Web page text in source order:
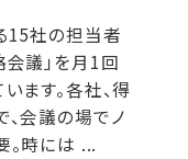
15社の担当者
議」を月1回
ます。各社、得
会議の場でノ
。時には ...